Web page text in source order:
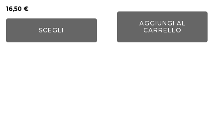
16,50 €
SCEGLI
del
prodotto
AGGIUNGI AL
CARRELLO